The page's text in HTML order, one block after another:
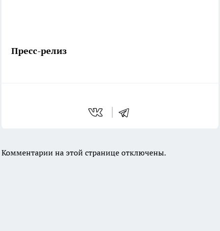
Пресс-релиз
Комментарии на этой странице отключены.